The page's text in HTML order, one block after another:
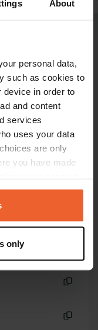
About
personal data,
such as cookies to
device in order to
and content
services
uses your data
are only
you have made
or by clicking on
location
meters
it for
data is processed
only
car, ce CP
Copie